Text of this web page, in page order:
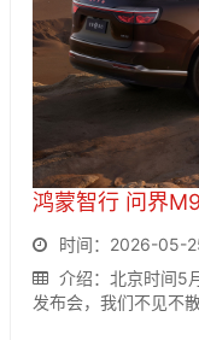
鸿蒙智行 问界
时间：2026-05-
介绍：北京时间5
发布会，我们不见不散